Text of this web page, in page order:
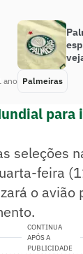
ano Palmeiras
seleções
feira
o
CONTINUA
APÓS A
PUBLICIDADE